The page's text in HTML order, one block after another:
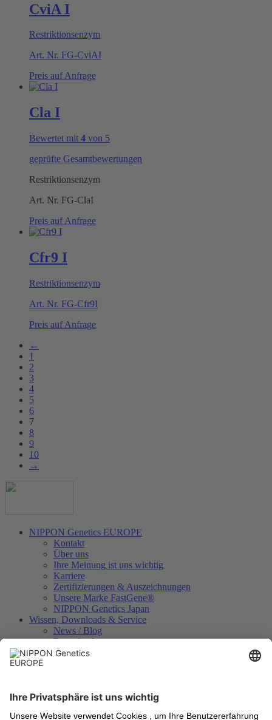
CviA I
Restriktionsenzym
Art. Nr. FG-CviAI
Preis auf Anfrage
Cla I
Bewertet mit 4 von 5
geprüfte Gesamtbewertungen
Restriktionsenzym
Art. Nr. FG-ClaI
Preis auf Anfrage
Cfr9 I
Restriktionsenzym
Art. Nr. FG-Cfr9I
Preis auf Anfrage
←
1
2
3
4
5
6
7
8
9
10
→
NIPPON Genetics EUROPE
Kontakt
Über uns
Ihre Meinung ist uns wichtig
Karriere
Zertifizierungen & Auszeichnungen
Unsere Marke FastGene®
NIPPON Genetics Japan
Wissen, Downloads & Service
News / Blog
Downloads
Videos
Internationale Händler
Allgemeine Geschäftsbedingungen